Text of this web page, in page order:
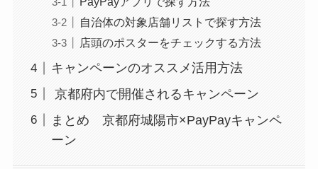
自治体の対象店舗リストで探す方法
店頭のポスターをチェックする方法
キャンペーンのオススメ活用方法
京都府内で開催されるキャンペーン
まとめ 京都府城陽市×PayPayキャンペ
ーン